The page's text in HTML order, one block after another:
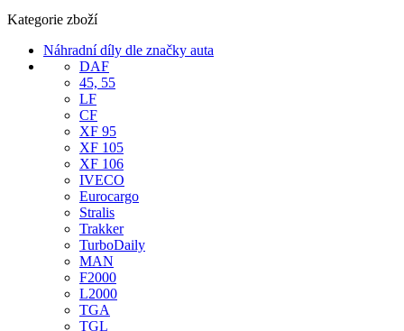
Kategorie zboží
Náhradní díly dle značky auta
DAF
45, 55
LF
CF
XF 95
XF 105
XF 106
IVECO
Eurocargo
Stralis
Trakker
TurboDaily
MAN
F2000
L2000
TGA
TGL